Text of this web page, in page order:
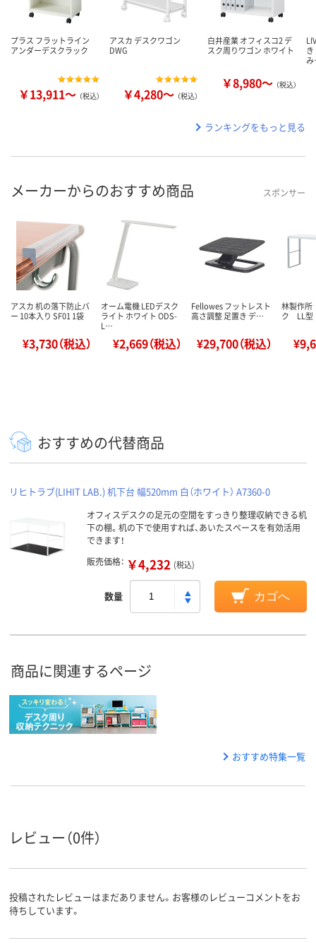
プラス フラットライン
アンダーデスクラック
￥13,911～ （税込）
アスカ デスクワゴン
DWG
￥4,280～ （税込）
白井産業 オフィスコ2 デ
スク周りワゴン ホワイト
￥8,980～ （税込）
ランキングをもっと見る
メーカーからのおすすめ商品 スポンサー
アスカ 机の落下防止バ
ー 10本入り SF01 1袋
¥3,730（税込）
オーム電機 LEDデスク
ライト ホワイト ODS-
L…
¥2,669（税込）
Fellowes フットレスト
高さ調整 足置き デ…
¥29,700（税込）
林製作
ク LL型
おすすめの代替商品
リヒトラブ(LIHIT LAB.) 机下台 幅520mm 白（ホワイト） A7360-0
オフィスデスクの足元の空間をすっきり整理収納できる机
下の棚。机の下で使用すれば、あいたスペースを有効活用
できます！
販売価格： ￥4,232 (税込)
数量 カゴへ
商品に関連するページ
おすすめ特集一覧
レビュー（0件）
投稿されたレビューはまだありません。お客様のレビューコメントをお
待ちしています。